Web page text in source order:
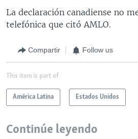
La declaración canadiense no
telefónica que citó AMLO.
Compartir Follow us
This item is part of
América Latina Estados Unidos
Continúe leyendo